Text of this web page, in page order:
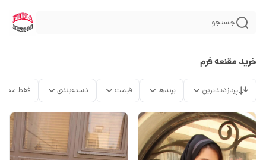
جستجو
خرید مقنعه فرم
پربازدیدترین برندها قیمت دسته‌بندی فقط